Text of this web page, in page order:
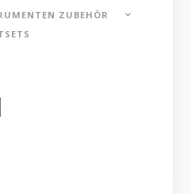
ZUBEHÖR